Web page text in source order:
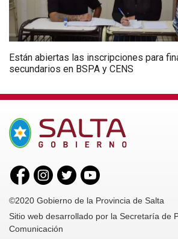
Están abiertas las inscripciones para
secundarios en BSPA y CENS
©2020 Gobierno de la Provincia de Salta
Sitio web desarrollado por la Secretaría de
Comunicación